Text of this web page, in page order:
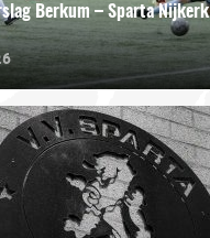
Berkum – Sparta Nijkerk